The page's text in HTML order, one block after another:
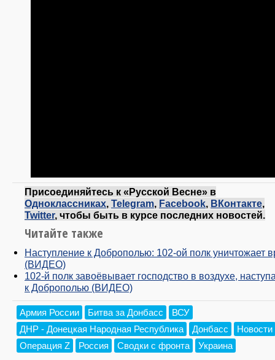
Присоединяйтесь к «Русской Весне» в
Одноклассниках, Telegram, Facebook, ВКонтакте,
Twitter, чтобы быть в курсе последних новостей.
Читайте также
Наступление к Доброполью: 102-ой полк уничтожает
(ВИДЕО)
102-й полк завоёвывает господство в воздухе,
к Доброполью (ВИДЕО)
Армия России Битва за Донбасс
ВСУ
ДНР - Донецкая Народная Республика
Донбасс
Новости
Операция Z
Россия Сводки с фронта Украина